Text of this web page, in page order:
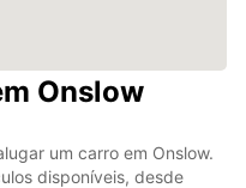
Onslow
um carro em Onslow.
disponíveis, desde